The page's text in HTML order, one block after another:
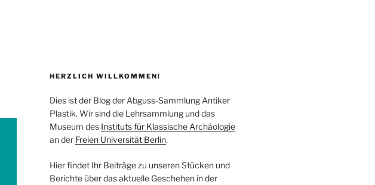
HERZLICH WILLKOMMEN!
Dies ist der Blog der Abguss-Sammlung Antiker
Plastik. Wir sind die Lehrsammlung und das
Museum des Instituts für Klassische Archäologie
an der Freien Universität Berlin.
Hier findet Ihr Beiträge zu unseren Stücken und
Berichte über das aktuelle Geschehen in der